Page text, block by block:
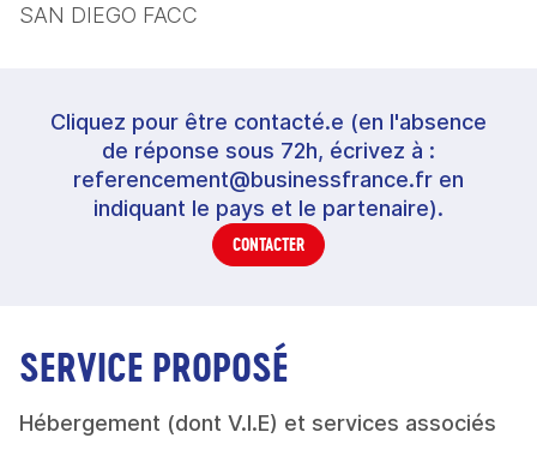
SAN DIEGO FACC
Cliquez pour être contacté.e (en l'absence
de réponse sous 72h, écrivez à :
referencement@businessfrance.fr en
indiquant le pays et le partenaire).
CONTACTER
SERVICE PROPOSÉ
Hébergement (dont V.I.E) et services associés